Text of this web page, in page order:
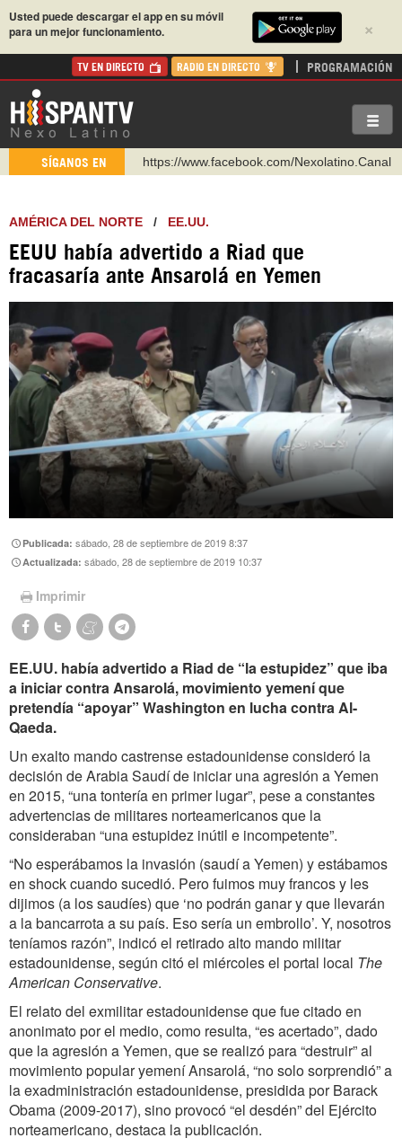
×
Usted puede descargar el app en su móvil
para un mejor funcionamiento.
TV EN DIRECTO RADIO EN DIRECTO PROGRAMACIÓN
SÍGANOS EN
https://www.youtube.com/@nexo_latino
https://t.me/hispantvcanal
https://urmedium.com/c/hispantv
WhatsApp y Viber: +98 921 79 29 404
https://www.facebook.com/Nexolatino.Canal
AMÉRICA DEL NORTE / EE.UU.
EEUU había advertido a Riad que
fracasaría ante Ansarolá en Yemen
Publicada:sábado, 28 de septiembre de 2019 8:37
Actualizada:sábado, 28 de septiembre de 2019 10:37
Imprimir
EE.UU. había advertido a Riad de “la estupidez” que iba
a iniciar contra Ansarolá, movimiento yemení que
pretendía “apoyar” Washington en lucha contra Al-
Qaeda.
Un exalto mando castrense estadounidense consideró la
decisión de Arabia Saudí de iniciar una agresión a Yemen
en 2015, “una tontería en primer lugar”, pese a constantes
advertencias de militares norteamericanos que la
consideraban “una estupidez inútil e incompetente”.
“No esperábamos la invasión (saudí a Yemen) y estábamos
en shock cuando sucedió. Pero fuimos muy francos y les
dijimos (a los saudíes) que ‘no podrán ganar y que llevarán
a la bancarrota a su país. Eso sería un embrollo’. Y, nosotros
teníamos razón”, indicó el retirado alto mando militar
estadounidense, según citó el miércoles el portal local The
American Conservative.
El relato del exmilitar estadounidense que fue citado en
anonimato por el medio, como resulta, “es acertado”, dado
que la agresión a Yemen, que se realizó para “destruir” al
movimiento popular yemení Ansarolá, “no solo sorprendió” a
la exadministración estadounidense, presidida por Barack
Obama (2009-2017), sino provocó “el desdén” del Ejército
norteamericano, destaca la publicación.